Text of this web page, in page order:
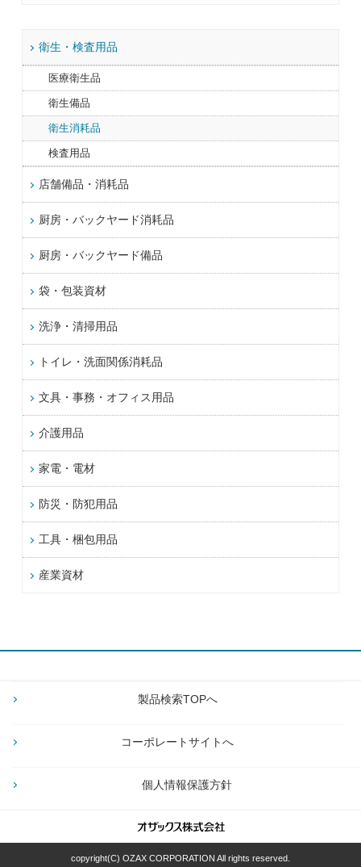
衛生・検査用品
医療衛生品
衛生備品
衛生消耗品
検査用品
店舗備品・消耗品
厨房・バックヤード消耗品
厨房・バックヤード備品
袋・包装資材
洗浄・清掃用品
トイレ・洗面関係消耗品
文具・事務・オフィス用品
介護用品
家電・電材
防災・防犯用品
工具・梱包用品
産業資材
製品検索TOPへ
コーポレートサイトへ
個人情報保護方針
copyright(C) OZAX CORPORATION All rights reserved.